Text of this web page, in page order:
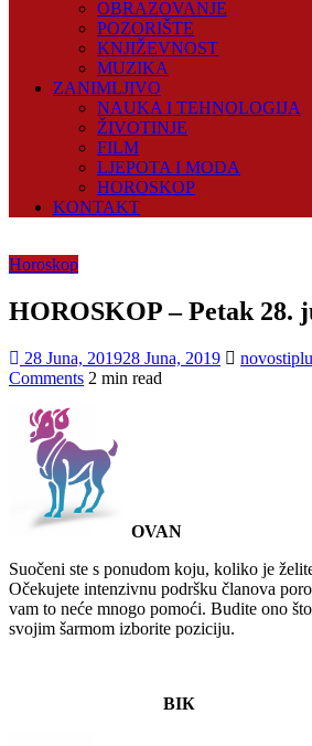
OBRAZOVANJE
POZORIŠTE
KNJIŽEVNOST
MUZIKA
ZANIMLJIVO
NAUKA I TEHNOLOGIJA
ŽIVOTINJE
FILM
LJEPOTA I MODA
HOROSKOP
KONTAKT
Horoskop
HOROSKOP – Petak 28.
28 Juna, 201928 Juna, 2019
Comments 2 min read
OVAN
Suočeni ste s ponudom koju, koliko je
Očekujete intenzivnu podršku članova
vam to neće mnogo pomoći. Budite ono
svojim šarmom izborite poziciju.
BIК